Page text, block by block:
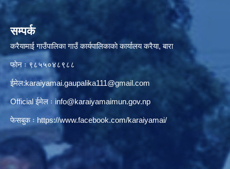
सम्पर्क
करैयामाई गाउँपालिका गाउँ कार्यपालिकाकाे कार्यालय करैया, बारा
फाेन ः ‌९८५५०४८९८८
ईमेल:karaiyamai.gaupalika111@gmail.com
Official ईमेल ः info@karaiyamaimun.gov.np
फेसबुक ः https://www.facebook.com/karaiyamai/